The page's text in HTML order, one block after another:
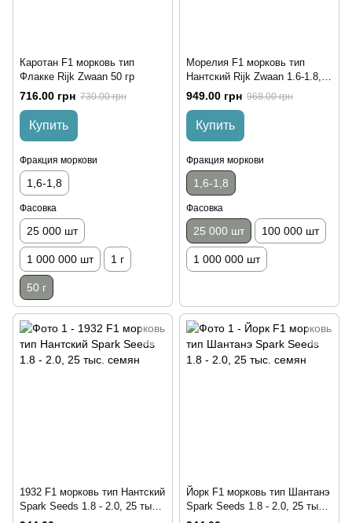
Каротан F1 морковь тип
Флакке Rijk Zwaan 50 гр
716.00 грн 730.00 грн
Купить
Фракция моркови
1,6-1,8
Фасовка
25 000 шт
1 000 000 шт 1 г
50 г
Морелия F1 морковь тип
Нантский Rijk Zwaan 1.6-1.8,
25 000 семян
949.00 грн 968.00 грн
Купить
Фракция моркови
1,6-1,8
Фасовка
25 000 шт 100 000 шт
1 000 000 шт
1932 F1 морковь тип Нантский
Spark Seeds 1.8 - 2.0, 25 тыс.
семян
Йорк F1 морковь тип Шантанэ
Spark Seeds 1.8 - 2.0, 25 тыс.
семян